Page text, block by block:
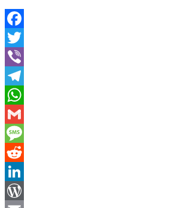
Facebook
Twitter
Viber
Telegram
WhatsApp
Gmail
Message
Reddit
LinkedIn